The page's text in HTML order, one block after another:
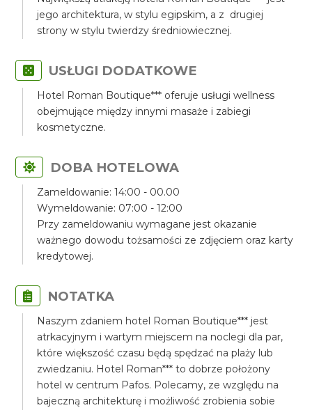
jego architektura, w stylu egipskim, a z drugiej
strony w stylu twierdzy średniowiecznej.
USŁUGI DODATKOWE
Hotel Roman Boutique*** oferuje usługi wellness
obejmujące między innymi masaże i zabiegi
kosmetyczne.
DOBA HOTELOWA
Zameldowanie: 14:00 - 00.00
Wymeldowanie: 07:00 - 12:00
Przy zameldowaniu wymagane jest okazanie
ważnego dowodu tożsamości ze zdjęciem oraz karty
kredytowej.
NOTATKA
Naszym zdaniem hotel Roman Boutique*** jest
atrkacyjnym i wartym miejscem na noclegi dla par,
które większość czasu będą spędzać na plaży lub
zwiedzaniu. Hotel Roman*** to dobrze położony
hotel w centrum Pafos. Polecamy, ze względu na
bajeczną architekturę i możliwość zrobienia sobie